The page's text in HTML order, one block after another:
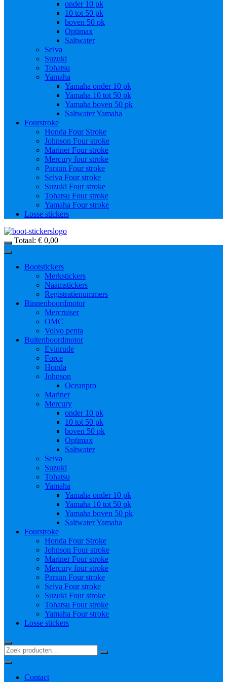
onder 10 pk
10 tot 50 pk
boven 50 pk
Optimax
Saltwater
Selva
Suzuki
Tohatsu
Yamaha
Yamaha onder 10 pk
Yamaha 10 tot 50 pk
Yamaha boven 50 pk
Saltwater Yamaha
Fourstroke
Honda Four Stroke
Johnson Four stroke
Mariner Four stroke
Mercury four stroke
Parsun Four stroke
Selva Four stroke
Suzuki Four stroke
Tohatsu Four stroke
Yamaha Four stroke
Losse stickers
Totaal: € 0,00
Bootstickers
Merkstickers
Naamstickers
Registratienummers
Binnenboordmotor
Mercruiser
OMC
Volvo penta
Buitenboordmotor
Evinrude
Force
Honda
Johnson
Oceanpro
Mariner
Mercury
onder 10 pk
10 tot 50 pk
boven 50 pk
Optimax
Saltwater
Selva
Suzuki
Tohatsu
Yamaha
Yamaha onder 10 pk
Yamaha 10 tot 50 pk
Yamaha boven 50 pk
Saltwater Yamaha
Fourstroke
Honda Four Stroke
Johnson Four stroke
Mariner Four stroke
Mercury four stroke
Parsun Four stroke
Selva Four stroke
Suzuki Four stroke
Tohatsu Four stroke
Yamaha Four stroke
Losse stickers
Contact